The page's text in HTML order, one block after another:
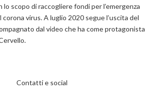
lo scopo di raccogliere fondi per l’emergenza
virus. A luglio 2020 segue l’uscita del
dal video che ha come protagonista
Contatti e social